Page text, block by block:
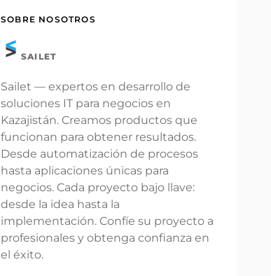
SOBRE NOSOTROS
SAILET
Sailet — expertos en desarrollo de
soluciones IT para negocios en
Kazajistán. Creamos productos que
funcionan para obtener resultados.
Desde automatización de procesos
hasta aplicaciones únicas para
negocios. Cada proyecto bajo llave:
desde la idea hasta la
implementación. Confíe su proyecto a
profesionales y obtenga confianza en
el éxito.